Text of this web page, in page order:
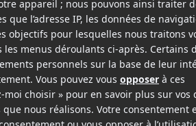
Chasseriaud
etAu nom du fils) dans le
risqué (et malgré le cinéma).
Bilodeaufait une apparition